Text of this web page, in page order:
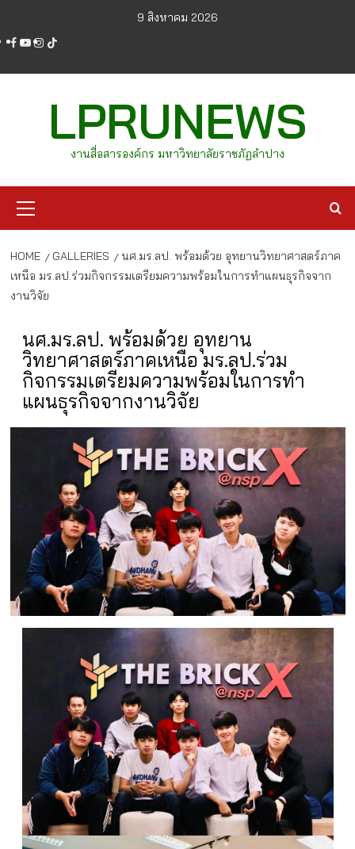
content
9 สิงหาคม 2026
facebook
youtube
instagram
tiktok
LPRUNEWS
งานสื่อสารองค์กร มหาวิทยาลัยราชภัฏลำปาง
Menu
HOME GALLERIES
นศ.มร.ลป. พร้อมด้วย อุทยานวิทยาศาสตร์ภาค
เหนือ มร.ลป.ร่วมกิจกรรมเตรียมความพร้อมในการทำแผนธุรกิจจาก
งานวิจัย
นศ.มร.ลป. พร้อมด้วย อุทยาน
วิทยาศาสตร์ภาคเหนือ มร.ลป.ร่วม
กิจกรรมเตรียมความพร้อมในการทำ
แผนธุรกิจจากงานวิจัย